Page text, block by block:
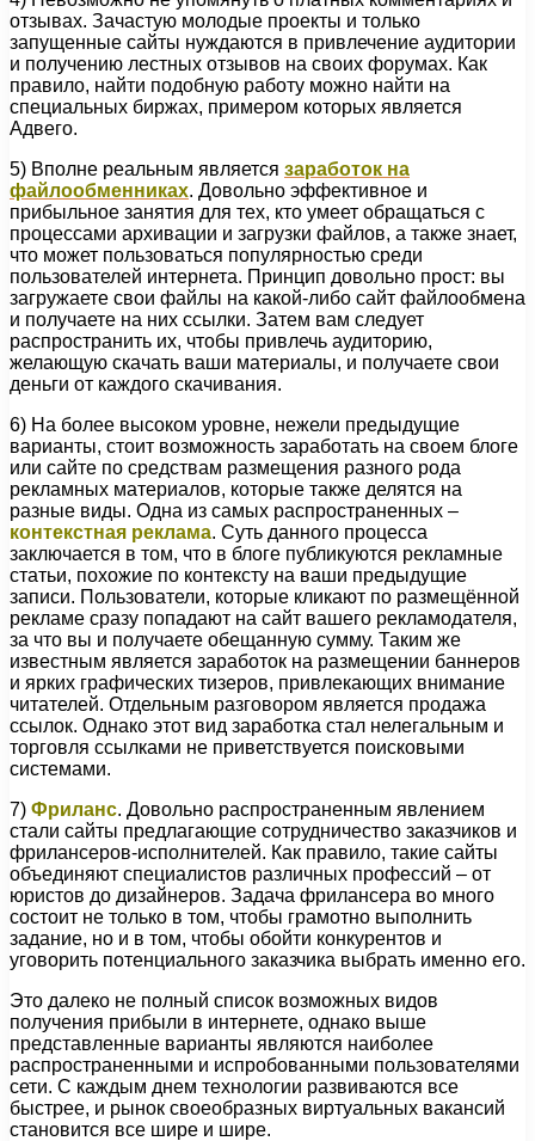
отзывах. Зачастую молодые проекты и только
запущенные сайты нуждаются в привлечение аудитории
и получению лестных отзывов на своих форумах. Как
правило, найти подобную работу можно найти на
специальных биржах, примером которых является
Адвего.
5) Вполне реальным является заработок на
файлообменниках. Довольно эффективное и
прибыльное занятия для тех, кто умеет обращаться с
процессами архивации и загрузки файлов, а также знает,
что может пользоваться популярностью среди
пользователей интернета. Принцип довольно прост: вы
загружаете свои файлы на какой-либо сайт файлообмена
и получаете на них ссылки. Затем вам следует
распространить их, чтобы привлечь аудиторию,
желающую скачать ваши материалы, и получаете свои
деньги от каждого скачивания.
6) На более высоком уровне, нежели предыдущие
варианты, стоит возможность заработать на своем блоге
или сайте по средствам размещения разного рода
рекламных материалов, которые также делятся на
разные виды. Одна из самых распространенных –
контекстная реклама. Суть данного процесса
заключается в том, что в блоге публикуются рекламные
статьи, похожие по контексту на ваши предыдущие
записи. Пользователи, которые кликают по размещённой
рекламе сразу попадают на сайт вашего рекламодателя,
за что вы и получаете обещанную сумму. Таким же
известным является заработок на размещении баннеров
и ярких графических тизеров, привлекающих внимание
читателей. Отдельным разговором является продажа
ссылок. Однако этот вид заработка стал нелегальным и
торговля ссылками не приветствуется поисковыми
системами.
7) Фриланс. Довольно распространенным явлением
стали сайты предлагающие сотрудничество заказчиков и
фрилансеров-исполнителей. Как правило, такие сайты
объединяют специалистов различных профессий – от
юристов до дизайнеров. Задача фрилансера во много
состоит не только в том, чтобы грамотно выполнить
задание, но и в том, чтобы обойти конкурентов и
уговорить потенциального заказчика выбрать именно его.
Это далеко не полный список возможных видов
получения прибыли в интернете, однако выше
представленные варианты являются наиболее
распространенными и испробованными пользователями
сети. С каждым днем технологии развиваются все
быстрее, и рынок своеобразных виртуальных вакансий
становится все шире и шире.